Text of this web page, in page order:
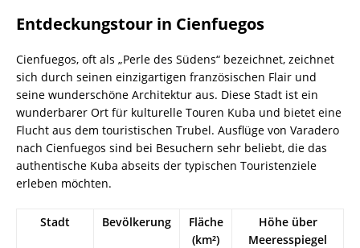
Entdeckungstour in Cienfuegos
Cienfuegos, oft als „Perle des Südens“ bezeichnet, zeichnet
sich durch seinen einzigartigen französischen Flair und
seine wunderschöne Architektur aus. Diese Stadt ist ein
wunderbarer Ort für kulturelle Touren Kuba und bietet eine
Flucht aus dem touristischen Trubel. Ausflüge von Varadero
nach Cienfuegos sind bei Besuchern sehr beliebt, die das
authentische Kuba abseits der typischen Touristenziele
erleben möchten.
Stadt Bevölkerung
Fläche
(km²)
Höhe über
Meeresspiegel